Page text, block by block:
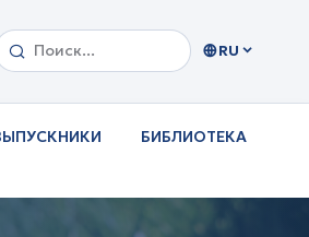
RU
БИБЛИОТЕКА